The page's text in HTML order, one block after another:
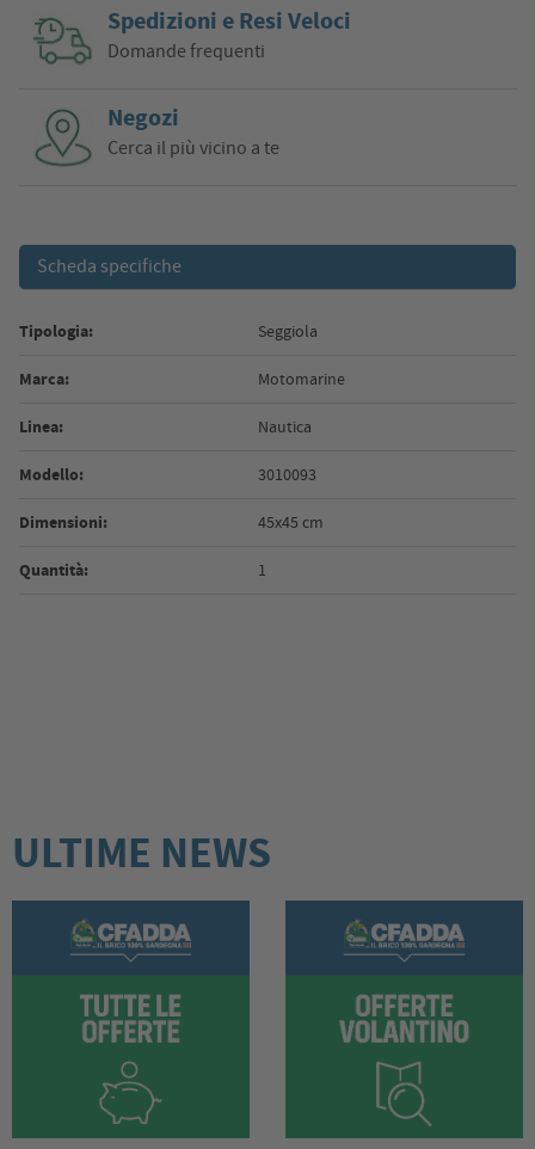
Spedizioni e Resi Veloci
Domande frequenti
Negozi
Cerca il più vicino a te
Scheda specifiche
Tipologia: Seggiola
Marca: Motomarine
Linea: Nautica
Modello: 3010093
Dimensioni: 45x45 cm
Quantità: 1
ULTIME NEWS